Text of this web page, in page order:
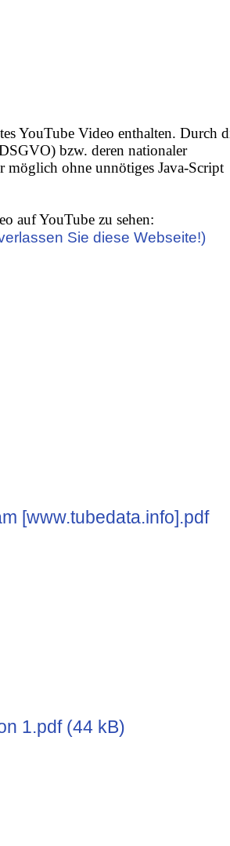
YouTube Video enthalten. Durch
bzw. deren nationaler
möglich ohne unnötiges Java-Script
auf YouTube zu sehen:
Sie diese Webseite!)
[www.tubedata.info].pdf
1.pdf (44 kB)